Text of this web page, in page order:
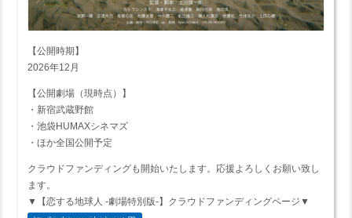
【公開時期】
2026年12月
【公開劇場（現時点）】
・新宿武蔵野館
・池袋HUMAXシネマズ
・ほか全国公開予定
クラウドファンディングも開始いたします。応援よろしくお願い致し
ます。
▼【恋する地球人 ‐劇場特別版‐】クラウドファンディングページ▼